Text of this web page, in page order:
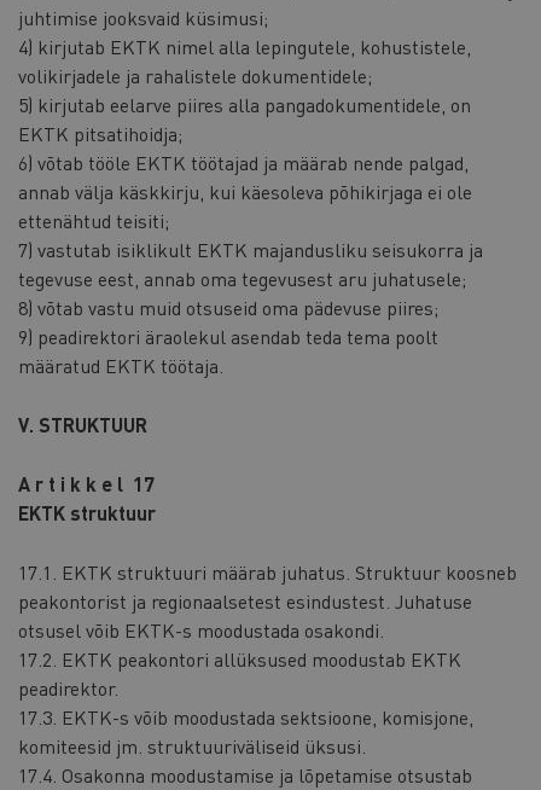
juhtimise jooksvaid küsimusi;
4) kirjutab EKTK nimel alla lepingutele, kohustistele,
volikirjadele ja rahalistele dokumentidele;
5) kirjutab eelarve piires alla pangadokumentidele, on
EKTK pitsatihoidja;
6) võtab tööle EKTK töötajad ja määrab nende palgad,
annab välja käskkirju, kui käesoleva põhikirjaga ei ole
ettenähtud teisiti;
7) vastutab isiklikult EKTK majandusliku seisukorra ja
tegevuse eest, annab oma tegevusest aru juhatusele;
8) võtab vastu muid otsuseid oma pädevuse piires;
9) peadirektori äraolekul asendab teda tema poolt
määratud EKTK töötaja.
V. STRUKTUUR
A r t i k k e l 17
EKTK struktuur
17.1. EKTK struktuuri määrab juhatus. Struktuur koosneb
peakontorist ja regionaalsetest esindustest. Juhatuse
otsusel võib EKTK-s moodustada osakondi.
17.2. EKTK peakontori allüksused moodustab EKTK
peadirektor.
17.3. EKTK-s võib moodustada sektsioone, komisjone,
komiteesid jm. struktuuriväliseid üksusi.
17.4. Osakonna moodustamise ja lõpetamise otsustab